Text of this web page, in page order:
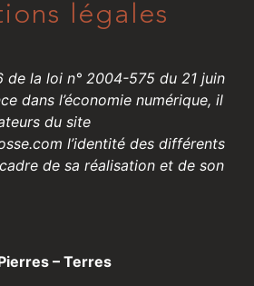
légales
de la loi n° 2004-575 du 21 juin
dans l’économie numérique, il
du site
l’identité des différents
de sa réalisation et de son
– Terres